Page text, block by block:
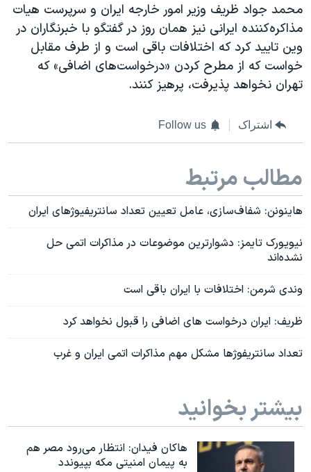
محمد جواد ظریف وزیر امور خارجه ایران و سرپرست هیات
مذاکره‌کننده ایرانی نیز همان روز در گفتگو با خبرنگاران در
وین تایید کرد که اختلافات باقی است و از طرف مقابل
خواست که از مطرح کردن «درخواست‌های اضافی» که
تهران نخواهد پذیرفت، پرهیز کنند.
اشتراک Follow us
مطالب مرتبط
هاینونن: شفاف‌سازی، عامل تعیین تعداد سانتریفیوژهای ایران
نیویورک تایمز: دشوارترین موضوعات در مذاکرات اتمی حل
نشده‌اند
وندی شرمن: اختلافات با ایران باقی است
ظریف: ایران درخواست های اضافی را قبول نخواهد کرد
تعداد سانتریفوژها مشکل مهم مذاکرات اتمی ایران و غرب
بیشتر بخوانید
هاکان فیدان: انتظار می‌رود مصر هم
به پیمان امنیتی مکه بپیوندد